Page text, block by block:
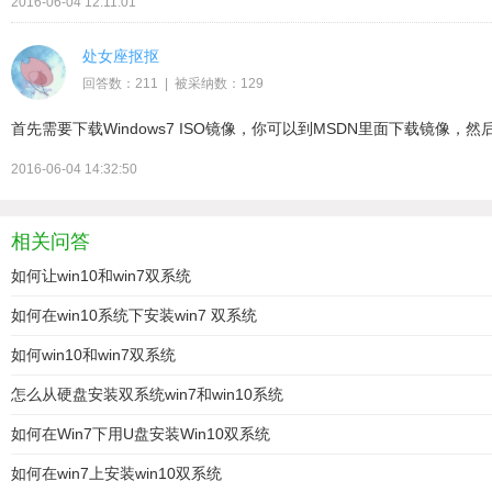
处女座抠抠
回答数：211 | 被采纳数：129
首先需要下载Windows7 ISO镜像，你可以到MSDN里面下载镜像，然
2016-06-04 14:32:50
相关问答
如何让win10和win7双系统
如何在win10系统下安装win7 双系统
如何win10和win7双系统
怎么从硬盘安装双系统win7和win10系统
如何在Win7下用U盘安装Win10双系统
如何在win7上安装win10双系统